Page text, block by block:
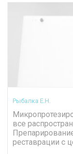
Рыбалка Е.Н.
все
реставрации с